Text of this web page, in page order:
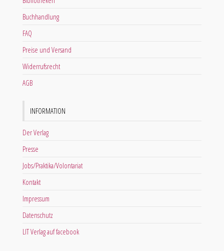
Buchhandlung
FAQ
Preise und Versand
Widerrufsrecht
AGB
INFORMATION
Der Verlag
Presse
Jobs/Praktika/Volontariat
Kontakt
Impressum
Datenschutz
LIT Verlag auf facebook